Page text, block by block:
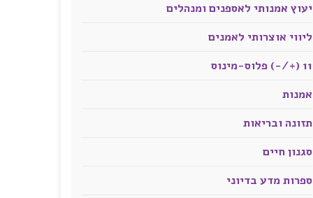
יעוץ אמנותי לאספנים ומנהלים
ליווי אוצרותי לאמנים
11 (+/-) פלוס-מינוס
אמנות
תזונה ובריאות
סגנון חיים
ספרות מדע בדיוני